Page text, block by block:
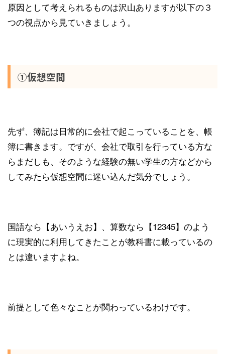
原因として考えられるものは沢山ありますが以下の３
つの視点から見ていきましょう。
①仮想空間
先ず、簿記は日常的に会社で起こっていることを、帳
簿に書きます。ですが、会社で取引を行っている方な
らまだしも、そのような経験の無い学生の方などから
してみたら仮想空間に迷い込んだ気分でしょう。
国語なら【あいうえお】、算数なら【12345】のよう
に現実的に利用してきたことが教科書に載っているの
とは違いますよね。
前提として色々なことが関わっているわけです。